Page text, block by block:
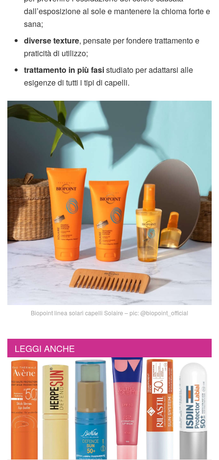
dall’esposizione al sole e mantenere la chioma forte e
sana;
diverse texture, pensate per fondere trattamento e
praticità di utilizzo;
trattamento in più fasistudiato per adattarsi alle
esigenze di tutti i tipi di capelli.
Biopoint linea solari capelli Solaire – pic: @biopoint_official
LEGGI ANCHE